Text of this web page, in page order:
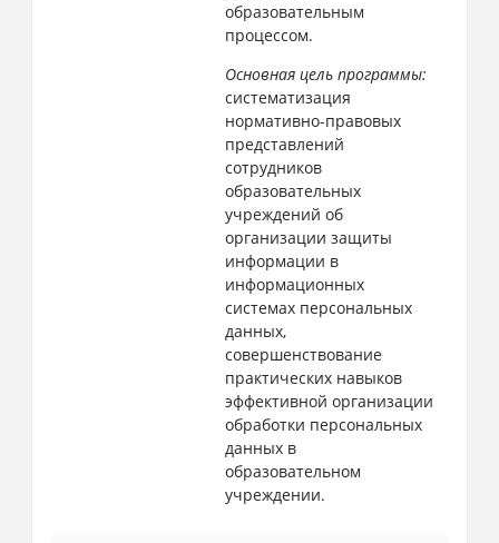
образовательным
процессом.
Основная цель программы:
систематизация
нормативно-правовых
представлений
сотрудников
образовательных
учреждений об
организации защиты
информации в
информационных
системах персональных
данных,
совершенствование
практических навыков
эффективной организации
обработки персональных
данных в
образовательном
учреждении.